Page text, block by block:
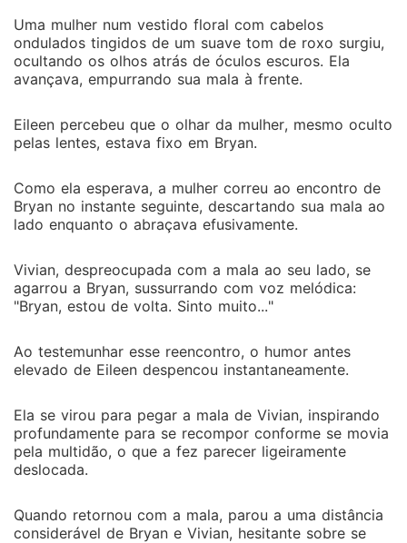
Uma mulher num vestido floral com cabelos
ondulados tingidos de um suave tom de roxo surgiu,
ocultando os olhos atrás de óculos escuros. Ela
avançava, empurrando sua mala à frente.
Eileen percebeu que o olhar da mulher, mesmo oculto
pelas lentes, estava fixo em Bryan.
Como ela esperava, a mulher correu ao encontro de
Bryan no instante seguinte, descartando sua mala ao
lado enquanto o abraçava efusivamente.
Vivian, despreocupada com a mala ao seu lado, se
agarrou a Bryan, sussurrando com voz melódica:
"Bryan, estou de volta. Sinto muito..."
Ao testemunhar esse reencontro, o humor antes
elevado de Eileen despencou instantaneamente.
Ela se virou para pegar a mala de Vivian, inspirando
profundamente para se recompor conforme se movia
pela multidão, o que a fez parecer ligeiramente
deslocada.
Quando retornou com a mala, parou a uma distância
considerável de Bryan e Vivian, hesitante sobre se